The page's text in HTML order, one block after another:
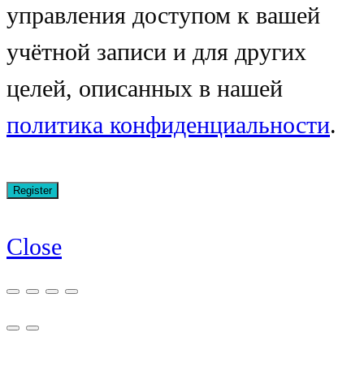
управления доступом к вашей
учётной записи и для других
целей, описанных в нашей
политика конфиденциальности.
Close